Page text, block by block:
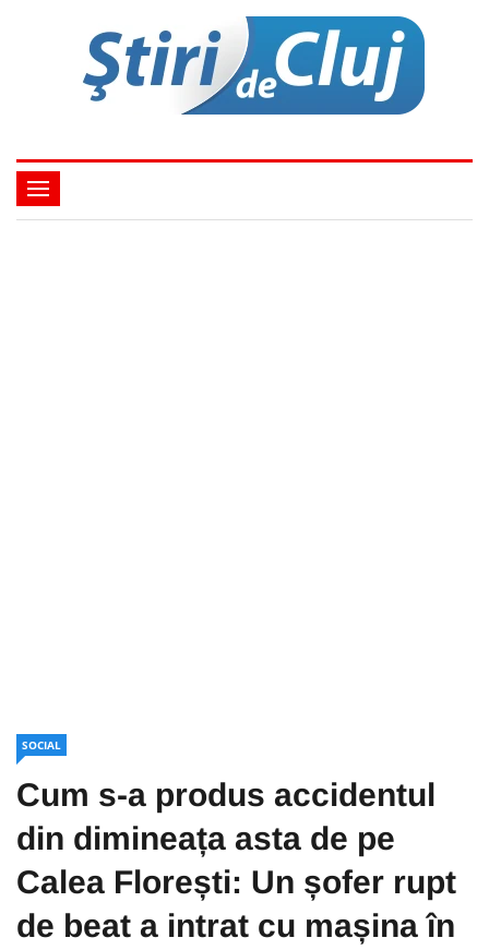
SOCIAL
Cum s-a produs accidentul
din dimineața asta de pe
Calea Florești: Un șofer rupt
de beat a intrat cu mașina în